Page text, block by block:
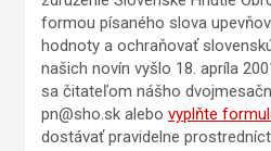
formou písaného slova
hodnoty a ochraňovať
našich novín vyšlo 18. apríla
sa čitateľom nášho
pn@sho.sk alebo vyplňte
dostávať pravidelne